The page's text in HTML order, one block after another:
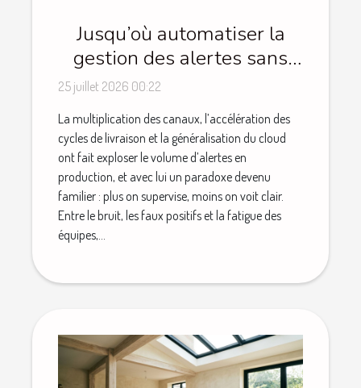
Jusqu’où automatiser la
gestion des alertes sans
perdre le contrôle ?
25 juillet 2026 00:22
La multiplication des canaux, l’accélération des
cycles de livraison et la généralisation du cloud
ont fait exploser le volume d’alertes en
production, et avec lui un paradoxe devenu
familier : plus on supervise, moins on voit clair.
Entre le bruit, les faux positifs et la fatigue des
équipes,...